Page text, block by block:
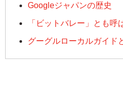
Googleジャパンの歴史
「ビットバレー」とも呼
グーグルローカルガイド